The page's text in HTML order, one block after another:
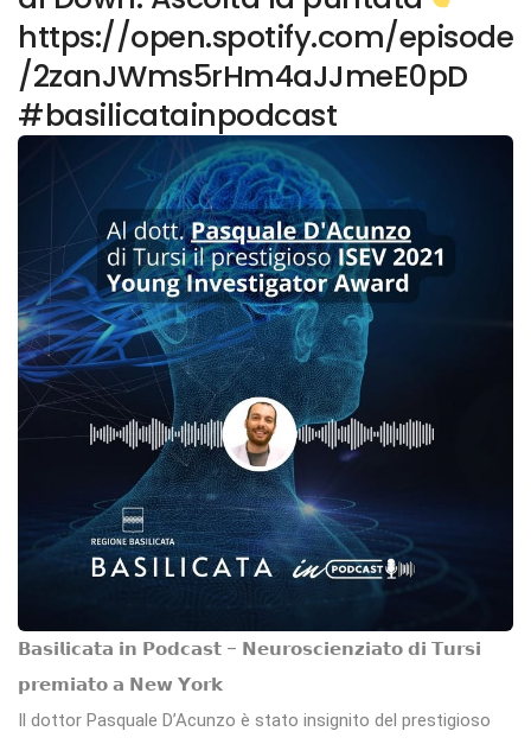
https://open.spotify.com/episode
/2zanJWms5rHm4aJJmeE0pD
#basilicatainpodcast
𝗕𝗮𝘀𝗶𝗹𝗶𝗰𝗮𝘁𝗮 𝗶𝗻 𝗣𝗼𝗱𝗰𝗮𝘀𝘁 – 𝗡𝗲𝘂𝗿𝗼𝘀𝗰𝗶𝗲𝗻𝘇𝗶𝗮𝘁𝗼 𝗱𝗶 𝗧𝘂𝗿𝘀𝗶
𝗽𝗿𝗲𝗺𝗶𝗮𝘁𝗼 𝗮 𝗡𝗲𝘄 𝗬𝗼𝗿𝗸
Il dottor Pasquale D’Acunzo è stato insignito del prestigioso